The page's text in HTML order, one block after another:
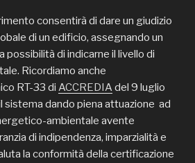
consentirà di dare un giudizio
di un edificio, assegnando un
possibilità di indicarne il livello di
Ricordiamo anche
RT-33 di ACCREDIA del 9 luglio
sistema dando piena attuazione ad
ambientale avente
di indipendenza, imparzialità e
la conformità della certificazione